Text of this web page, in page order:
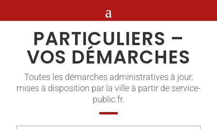
PARTICULIERS –
VOS DÉMARCHES
Toutes les démarches administratives à jour,
mises à disposition par la ville à partir de service-
public.fr.